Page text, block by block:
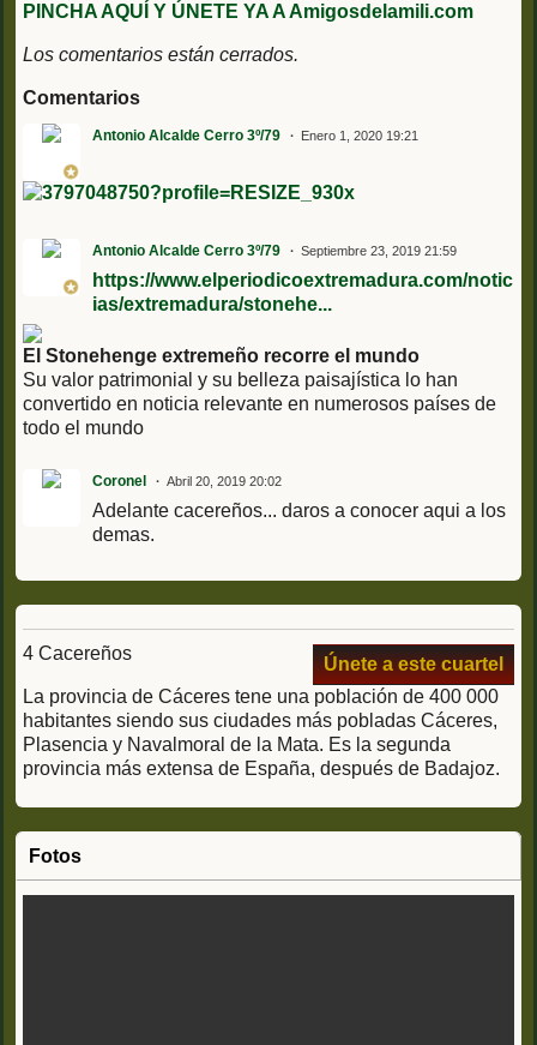
PINCHA AQUÍ Y ÚNETE YA A Amigosdelamili.com
Los comentarios están cerrados.
Comentarios
Antonio Alcalde Cerro 3º/79 Enero 1, 2020 19:21
Antonio Alcalde Cerro 3º/79 Septiembre 23, 2019 21:59
https://www.elperiodicoextremadura.com/notic
ias/extremadura/stonehe...
El Stonehenge extremeño recorre el mundo
Su valor patrimonial y su belleza paisajística lo han
convertido en noticia relevante en numerosos países de
todo el mundo
Coronel Abril 20, 2019 20:02
Adelante cacereños... daros a conocer aqui a los
demas.
4 Cacereños
Únete a este cuartel
La provincia de Cáceres tene una población de 400 000
habitantes siendo sus ciudades más pobladas Cáceres,
Plasencia y Navalmoral de la Mata. Es la segunda
provincia más extensa de España, después de Badajoz.
Fotos